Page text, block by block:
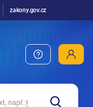
zakony.gov.cz